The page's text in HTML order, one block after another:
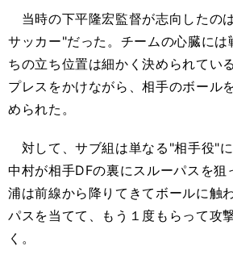
当時の下平隆宏監督が志向したの
サッカー"だった。チームの心臓には
ちの立ち位置は細かく決められてい
プレスをかけながら、相手のボール
められた。
対して、サブ組は単なる"相手役"に
中村が相手DFの裏にスルーパスを狙
浦は前線から降りてきてボールに触
パスを当てて、もう１度もらって攻
く。